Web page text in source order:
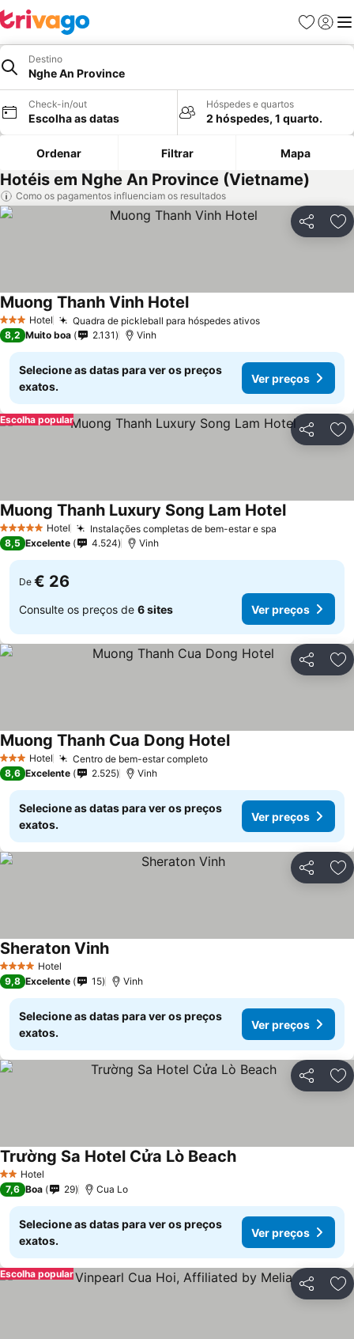
Favoritos
Iniciar
Destino
Nghe An Province
Check-in/out
Escolha as datas
Hóspedes e quartos
2 hóspedes, 1 quarto.
Ordenar Filtrar Mapa
Hotéis em Nghe An Province (Vietname)
Como os pagamentos influenciam os resultados
Partilhar
3 EstrelasHotel Quadra de pickleball para hóspedes ativosVer preços
Muong Thanh Vinh HotelVer preços
8,2 Muito boa 2.131 Vinh
Selecione as datas para ver os preços
exatos.
Ver preços
Partilhar
Escolha popular
5 Estrelas Hotel Instalações completas de bem-estar e spa
Muong Thanh Luxury Song Lam HotelVer preços
8,5 Excelente 4.524 Vinh
De € 26
Consulte os preços de 6 sites Ver preços
Partilhar
3 EstrelasHotel Centro de bem-estar completoVer preços
Muong Thanh Cua Dong HotelVer preços
8,6 Excelente 2.525 Vinh
Selecione as datas para ver os preços
exatos.
Ver preços
Partilhar
4 EstrelasHotel
Sheraton VinhVer preços
9,8 Excelente 15 Vinh
Selecione as datas para ver os preços
exatos.
Ver preços
Partilhar
2 Estrelas
Hotel
Trường Sa Hotel Cửa Lò BeachVer preços
7,6 Boa 29 Cua Lo
Selecione as datas para ver os preços
exatos.
Ver preços
Partilhar
Escolha popular